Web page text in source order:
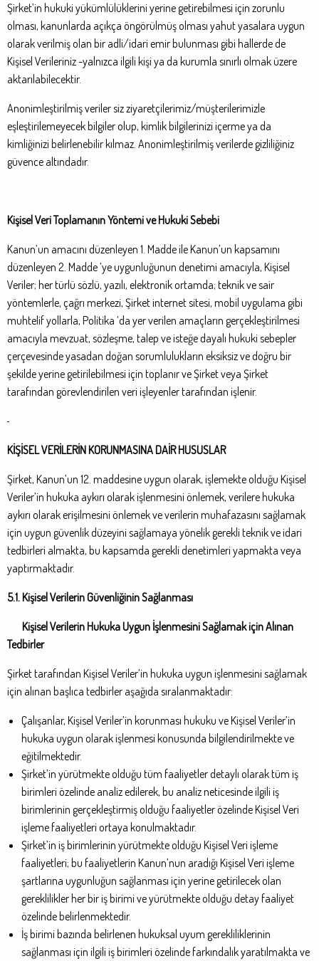
Şirket’in hukuki yükümlülüklerini yerine getirebilmesi için zorunlu
olması, kanunlarda açıkça öngörülmüş olması yahut yasalara uygun
olarak verilmiş olan bir adli/idari emir bulunması gibi hallerde de
Kişisel Verileriniz -yalnızca ilgili kişi ya da kurumla sınırlı olmak üzere
aktarılabilecektir.
Anonimleştirilmiş veriler siz ziyaretçilerimiz/müşterilerimizle
eşleştirilemeyecek bilgiler olup, kimlik bilgilerinizi içerme ya da
kimliğinizi belirlenebilir kılmaz. Anonimleştirilmiş verilerde gizliliğiniz
güvence altındadır.
Kişisel Veri Toplamanın Yöntemi ve Hukuki Sebebi
Kanun’un amacını düzenleyen 1. Madde ile Kanun’un kapsamını
düzenleyen 2. Madde ’ye uygunluğunun denetimi amacıyla, Kişisel
Veriler; her türlü sözlü, yazılı, elektronik ortamda; teknik ve sair
yöntemlerle, çağrı merkezi, Şirket internet sitesi, mobil uygulama gibi
muhtelif yollarla, Politika ’da yer verilen amaçların gerçekleştirilmesi
amacıyla mevzuat, sözleşme, talep ve isteğe dayalı hukuki sebepler
çerçevesinde yasadan doğan sorumlulukların eksiksiz ve doğru bir
şekilde yerine getirilebilmesi için toplanır ve Şirket veya Şirket
tarafından görevlendirilen veri işleyenler tarafından işlenir.
KİŞİSEL VERİLERİN KORUNMASINA DAİR HUSUSLAR
Şirket, Kanun’un 12. maddesine uygun olarak, işlemekte olduğu Kişisel
Veriler’in hukuka aykırı olarak işlenmesini önlemek, verilere hukuka
aykırı olarak erişilmesini önlemek ve verilerin muhafazasını sağlamak
için uygun güvenlik düzeyini sağlamaya yönelik gerekli teknik ve idari
tedbirleri almakta, bu kapsamda gerekli denetimleri yapmakta veya
yaptırmaktadır.
5.1. Kişisel Verilerin Güvenliğinin Sağlanması
Kişisel Verilerin Hukuka Uygun İşlenmesini Sağlamak için Alınan
Tedbirler
Şirket tarafından Kişisel Veriler’in hukuka uygun işlenmesini sağlamak
için alınan başlıca tedbirler aşağıda sıralanmaktadır:
Çalışanlar, Kişisel Veriler’in korunması hukuku ve Kişisel Veriler’in
hukuka uygun olarak işlenmesi konusunda bilgilendirilmekte ve
eğitilmektedir.
Şirket’in yürütmekte olduğu tüm faaliyetler detaylı olarak tüm iş
birimleri özelinde analiz edilerek, bu analiz neticesinde ilgili iş
birimlerinin gerçekleştirmiş olduğu faaliyetler özelinde Kişisel Veri
işleme faaliyetleri ortaya konulmaktadır.
Şirket’in iş birimlerinin yürütmekte olduğu Kişisel Veri işleme
faaliyetleri; bu faaliyetlerin Kanun’nun aradığı Kişisel Veri işleme
şartlarına uygunluğun sağlanması için yerine getirilecek olan
gereklilikler her bir iş birimi ve yürütmekte olduğu detay faaliyet
özelinde belirlenmektedir.
İş birimi bazında belirlenen hukuksal uyum gerekliliklerinin
sağlanması için ilgili iş birimleri özelinde farkındalık yaratılmakta ve